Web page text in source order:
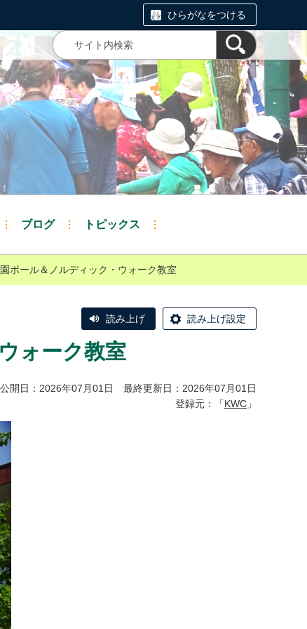
ひらがなをつける
ブログ トピックス
ール＆ノルディック・ウォーク教室
読み上げ 読み上げ設定
ォーク教室
公開日：2026年07月01日 最終更新日：2026年07月01日
登録元：「KWC 」